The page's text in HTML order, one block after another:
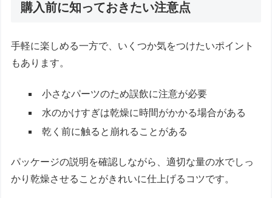
購入前に知っておきたい注意点
手軽に楽しめる一方で、いくつか気をつけたいポイント
もあります。
小さなパーツのため誤飲に注意が必要
水のかけすぎは乾燥に時間がかかる場合がある
乾く前に触ると崩れることがある
パッケージの説明を確認しながら、適切な量の水でしっ
かり乾燥させることがきれいに仕上げるコツです。